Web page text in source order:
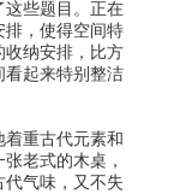
这些题目。正在
排，使得空间特
收纳安排，比方
看起来特别整洁
重古代元素和
老式的木桌，
气味，又不失